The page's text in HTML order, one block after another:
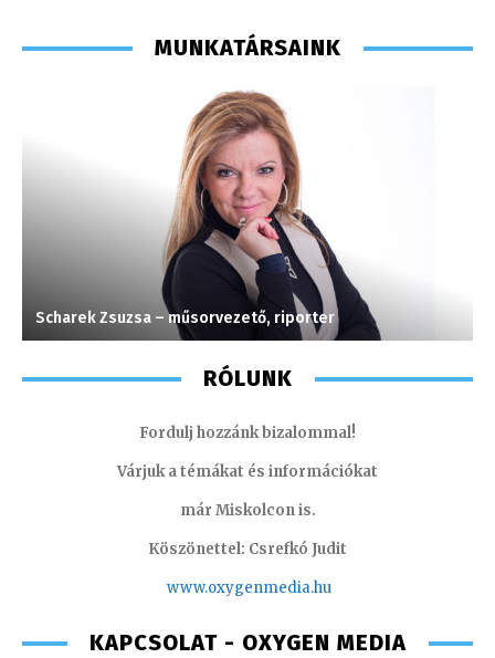
MUNKATÁRSAINK
Scharek Zsuzsa – műsorvezető, riporter
RÓLUNK
Fordulj hozzánk bizalommal!
Várjuk a témákat és információkat
már Miskolcon is.
Köszönettel: Csrefkó Judit
www.oxygenmedia.hu
KAPCSOLAT - OXYGEN MEDIA